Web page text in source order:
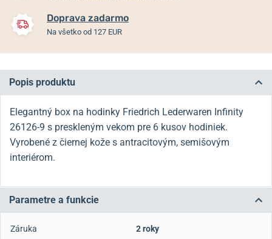
Doprava zadarmo
Na všetko od 127 EUR
Popis produktu
Elegantný box na hodinky Friedrich Lederwaren Infinity
26126-9 s preskleným vekom pre 6 kusov hodiniek.
Vyrobené z čiernej kože s antracitovým, semišovým
interiérom.
Parametre a funkcie
Záruka 2 roky